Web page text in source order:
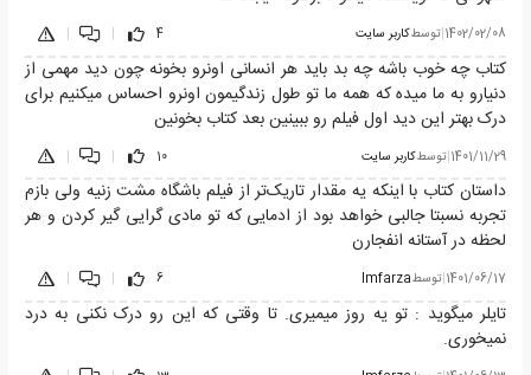
1402/02/08 توسطکاربر سایت 4
کتاب چه خوب باشه چه بد باید هر انسانی اونرو بخونه چون دید مهمی از
دنیارو به ما میده که همه ما تو طول زندگیمون اونرو احساس میکنیم برای
درک بهتر این دید اول فیلم رو ببینین بعد کتاب بخونین
1401/11/29
|توسطکاربر سایت 10
|
|
داستان کتاب با اینکه یه مقدار تاریک‌تر از فیلم باشگاه مشت زنیه ولی بازم
تجربه نسبتا جالبی خواهد بود از ادمایی که تو مادی گرایی گیر کردن و هر
لحظه در آستانه انفجارن
1401/06/17 توسطImfarza
6
تایلر میگوید : تو یه روز میمیرى. تا وقتى که این رو درک نکنى به درد
نمیخورى.